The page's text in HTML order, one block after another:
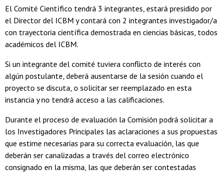
El Comité Científico tendrá 3 integrantes, estará presidido por
el Director del ICBM y contará con 2 integrantes investigador/a
con trayectoria científica demostrada en ciencias básicas, todos
académicos del ICBM.
Si un integrante del comité tuviera conflicto de interés con
algún postulante, deberá ausentarse de la sesión cuando el
proyecto se discuta, o solicitar ser reemplazado en esta
instancia y no tendrá acceso a las calificaciones.
Durante el proceso de evaluación la Comisión podrá solicitar a
los Investigadores Principales las aclaraciones a sus propuestas
que estime necesarias para su correcta evaluación, las que
deberán ser canalizadas a través del correo electrónico
consignado en la misma, las que deberán ser contestadas